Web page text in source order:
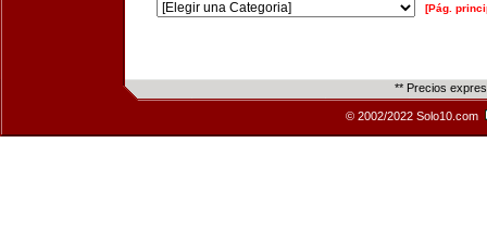
[Pág.
** Precios
© 2002/2022 Solo10.com